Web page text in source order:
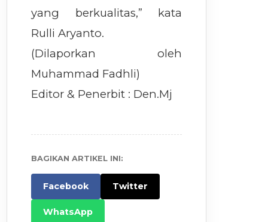
yang berkualitas,” kata
Rulli Aryanto.
(Dilaporkan oleh
Muhammad Fadhli)
Editor & Penerbit : Den.Mj
BAGIKAN ARTIKEL INI:
Facebook Twitter
WhatsApp